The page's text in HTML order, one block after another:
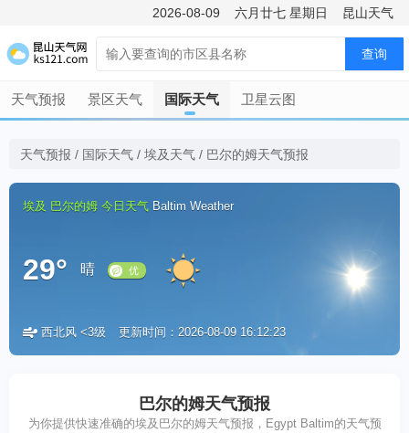
2026-08-09 六月廿七 星期日 昆山天气
查询
天气预报 景区天气 国际天气 卫星云图
天气预报 / 国际天气 / 埃及天气 / 巴尔的姆天气预报
埃及 巴尔的姆 今日天气 Baltim Weather
29° 晴
优
西北风 <3级 更新时间：2026-08-09 16:12:23
巴尔的姆天气预报
为你提供快速准确的埃及巴尔的姆天气预报，Egypt Baltim的天气预